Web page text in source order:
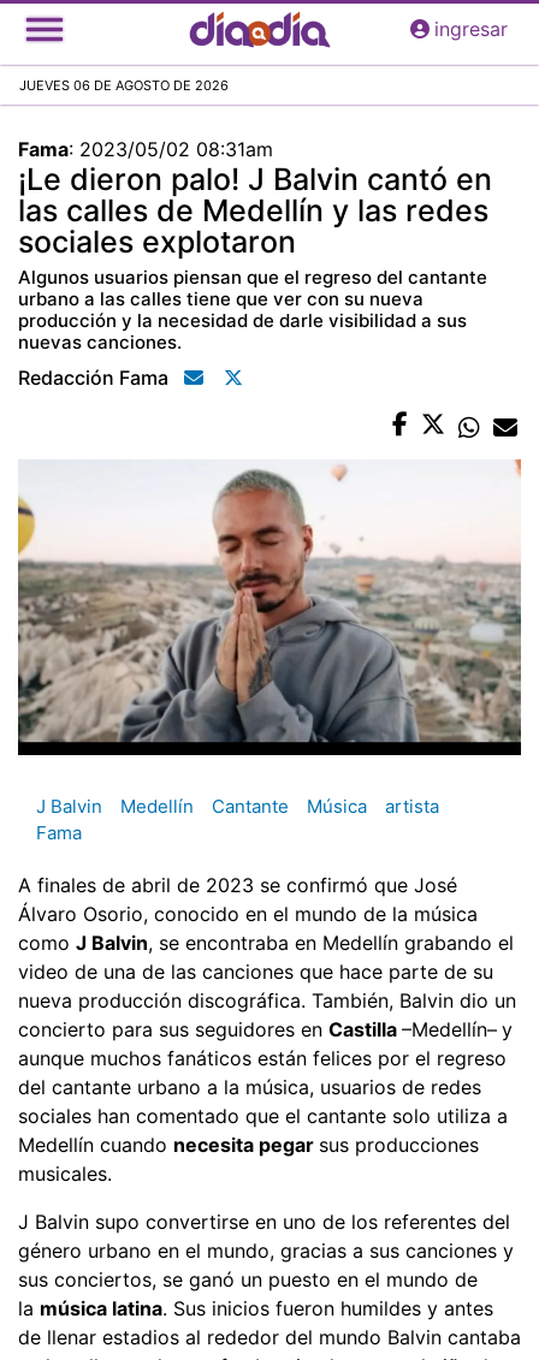
Pasar
al
principal
ingresar
JUEVES 06 DE AGOSTO DE 2026
Fama: 2023/05/02 08:31am
¡Le dieron palo! J Balvin cantó en
las calles de Medellín y las redes
sociales explotaron
Algunos usuarios piensan que el regreso del cantante
urbano a las calles tiene que ver con su nueva
producción y la necesidad de darle visibilidad a sus
nuevas canciones.
Redacción Fama
J Balvin Medellín Cantante Música
artista
Fama
A finales de abril de 2023 se confirmó que José
Álvaro Osorio, conocido en el mundo de la música
como J Balvin, se encontraba en Medellín grabando el
video de una de las canciones que hace parte de su
nueva producción discográfica. También, Balvin dio un
concierto para sus seguidores en Castilla –Medellín– y
aunque muchos fanáticos están felices por el regreso
del cantante urbano a la música, usuarios de redes
sociales han comentado que el cantante solo utiliza a
Medellín cuando necesita pegar sus producciones
musicales.
J Balvin supo convertirse en uno de los referentes del
género urbano en el mundo, gracias a sus canciones y
sus conciertos, se ganó un puesto en el mundo de
la música latina. Sus inicios fueron humildes y antes
de llenar estadios al rededor del mundo Balvin cantaba